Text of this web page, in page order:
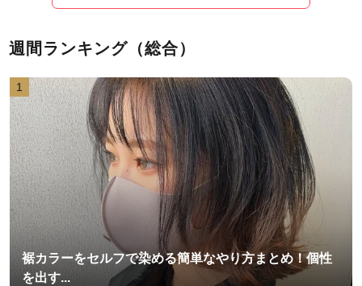
週間ランキング（総合）
1
裾カラーをセルフで染める簡単なやり方まとめ！個性
を出す...